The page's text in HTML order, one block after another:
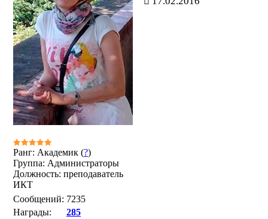
Ранг: Академик (?)
Группа: Администраторы
Должность: преподаватель
ИКТ
Сообщений: 7235
Награды:
285